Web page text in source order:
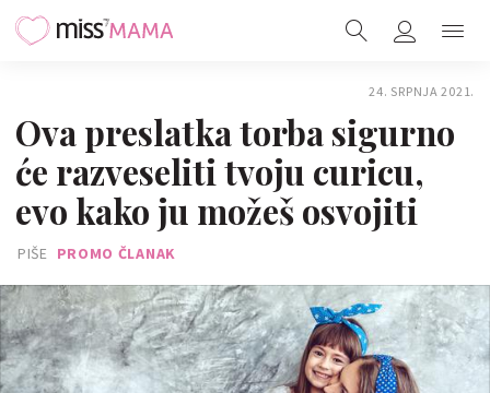
24. SRPNJA 2021.
Ova preslatka torba sigurno
će razveseliti tvoju curicu,
evo kako ju možeš osvojiti
PIŠE PROMO ČLANAK